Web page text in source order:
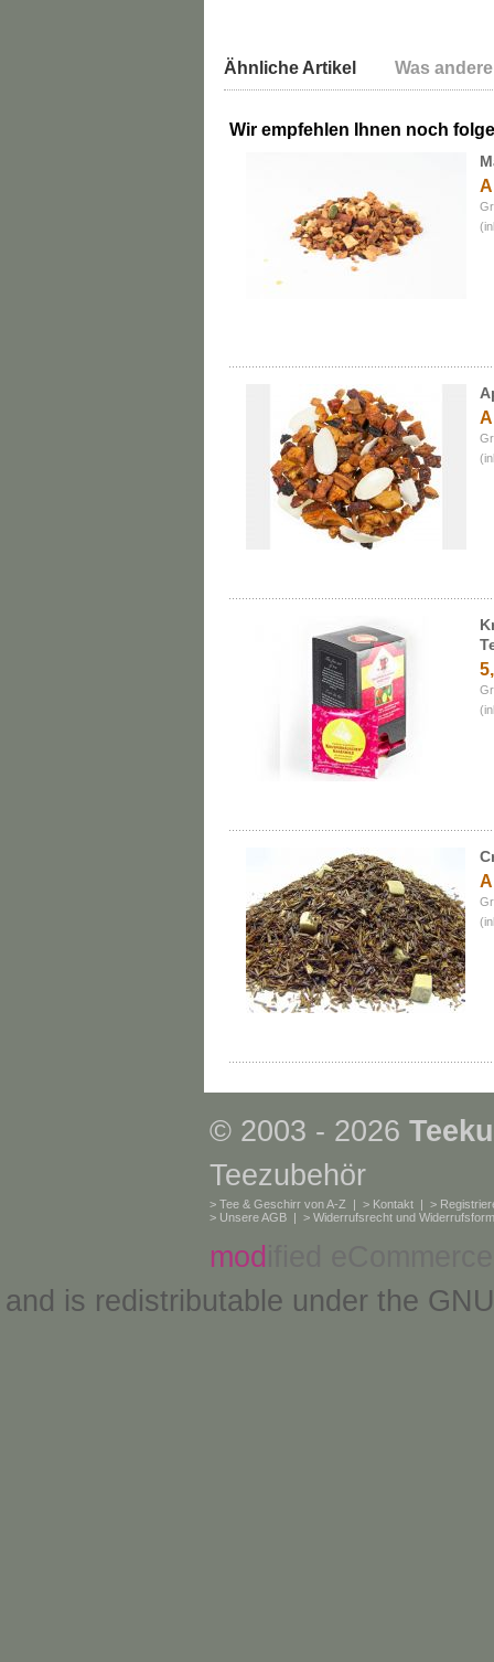
Ähnliche Artikel Was
Wir empfehlen Ihnen noch
© 2003 - 2026
Teezubehör
> Tee & Geschirr von A-Z | > Kontakt | >
> Unsere AGB | > Widerrufsrecht und
mod
and is redistributable under the